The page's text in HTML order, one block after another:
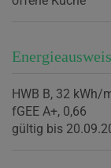
Energieausweis
HWB B, 32 kWh/
fGEE A+, 0,66
gültig bis